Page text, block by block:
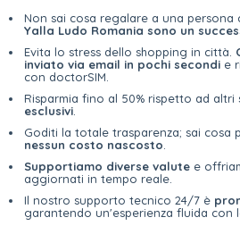
Non sai cosa regalare a una persona
Yalla Ludo Romania sono un
Evita lo stress dello shopping in città.
inviato via email in pochi secondi e
con doctorSIM.
Risparmia fino al 50% rispetto ad altri
esclusivi
Goditi la totale trasparenza; sai cosa
nessun costo nascosto
Supportiamo diverse valute e
aggiornati in tempo reale.
Il nostro supporto tecnico 24/7 è
garantendo un'esperienza fluida con